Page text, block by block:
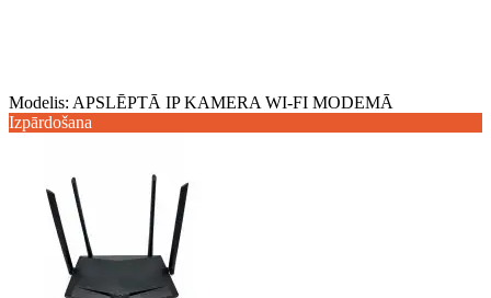
Modelis: APSLĒPTĀ IP KAMERA WI-FI MODEMĀ
Izpārdošana